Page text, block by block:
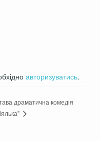
авторизуватись.
драматична комедія